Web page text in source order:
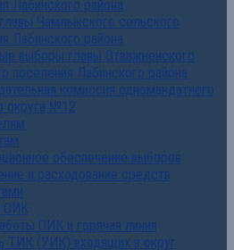
Лабинского района
Чамлыкского сельского
Лабинского района
выборы главы Отважненского
поселения Лабинского района
комиссия одномандатного
округа №12
обеспечение выборов
и расходование средств
ОИК
ОИК и горячая линия
ТИК (УИК) входящих в округ